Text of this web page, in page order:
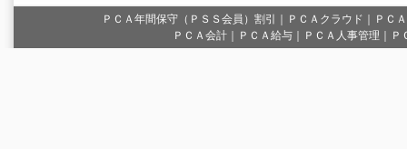
ＰＣＡ年間保守（ＰＳＳ会員）割引 ＰＣＡクラウド
ＰＣ
ＰＣＡ会計｜ＰＣＡ給与｜ＰＣＡ人事管理｜